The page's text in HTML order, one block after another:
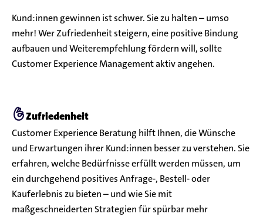
Kund:innen gewinnen ist schwer. Sie zu halten – umso
mehr! Wer Zufriedenheit steigern, eine positive Bindung
aufbauen und Weiterempfehlung fördern will, sollte
Customer Experience Management aktiv angehen.
Zufriedenheit
Customer Experience Beratung hilft Ihnen, die Wünsche
und Erwartungen ihrer Kund:innen besser zu verstehen. Sie
erfahren, welche Bedürfnisse erfüllt werden müssen, um
ein durchgehend positives Anfrage-, Bestell- oder
Kauferlebnis zu bieten – und wie Sie mit
maßgeschneiderten Strategien für spürbar mehr